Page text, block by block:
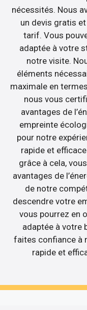
nécessités. Nous
un devis gratis
tarif. Vous
adaptée à votre
notre visite.
éléments
maximale en
nous vous
avantages de
empreinte
pour notre
rapide et
grâce à cela,
avantages de
de notre
descendre votre
vous pourrez en
adaptée à votre
faites confiance à
rapide et